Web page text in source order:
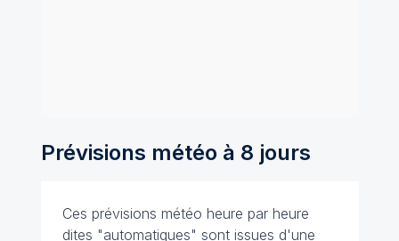
Prévisions météo à 8 jours
Ces prévisions météo heure par heure
dites "automatiques" sont issues d'une